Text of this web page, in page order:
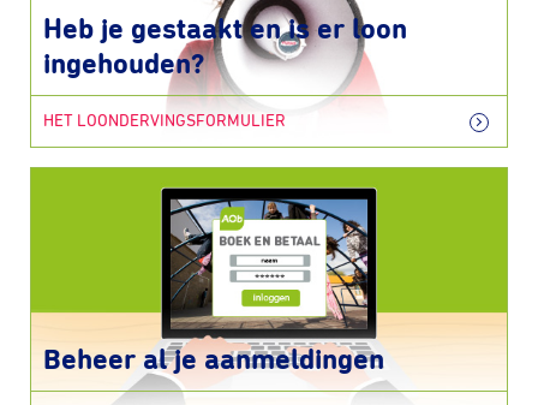
Heb je gestaakt en is er loon
ingehouden?
HET LOONDERVINGSFORMULIER
Beheer al je aanmeldingen